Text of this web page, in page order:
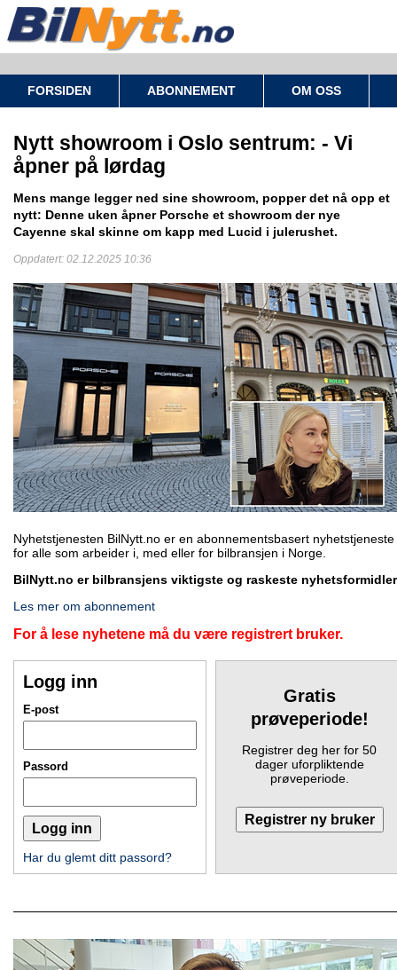
FORSIDEN ABONNEMENT OM OSS
Nytt showroom i Oslo sentrum: - Vi
åpner på lørdag
Mens mange legger ned sine showroom, popper det nå opp et
nytt: Denne uken åpner Porsche et showroom der nye
Cayenne skal skinne om kapp med Lucid i julerushet.
Oppdatert: 02.12.2025 10:36
Nyhetstjenesten BilNytt.no er en abonnementsbasert nyhetstjeneste
for alle som arbeider i, med eller for bilbransjen i Norge.
BilNytt.no er bilbransjens viktigste og raskeste
Les mer om abonnement
For å lese nyhetene må du være registrert bruker.
Logg inn
E-post
Passord
Har du glemt ditt passord?
Gratis
prøveperiode!
Registrer deg her for 50
dager uforpliktende
prøveperiode.